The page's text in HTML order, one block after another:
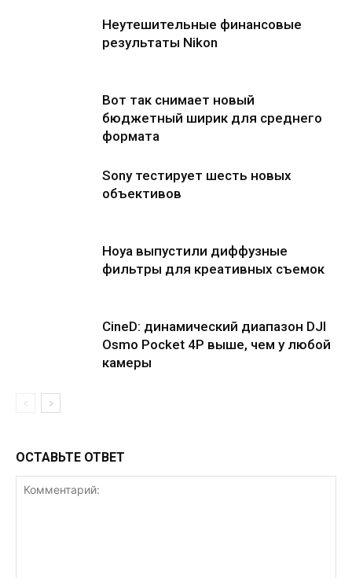
Неутешительные финансовые
результаты Nikon
Вот так снимает новый
бюджетный ширик для среднего
формата
Sony тестирует шесть новых
объективов
Hoya выпустили диффузные
фильтры для креативных съемок
CineD: динамический диапазон DJI
Osmo Pocket 4P выше, чем у любой
камеры
ОСТАВЬТЕ ОТВЕТ